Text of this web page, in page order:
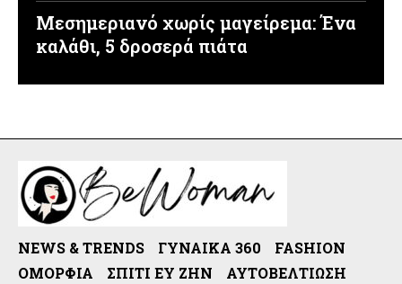
Μεσημεριανό χωρίς μαγείρεμα: Ένα
καλάθι, 5 δροσερά πιάτα
NEWS & TRENDS ΓΥΝΑΊΚΑ 360
FASHION
ΟΜΟΡΦΙΆ
ΣΠΊΤΙ ΕΥ ΖΗΝ ΑΥΤΟΒΕΛΤΊΩΣΗ